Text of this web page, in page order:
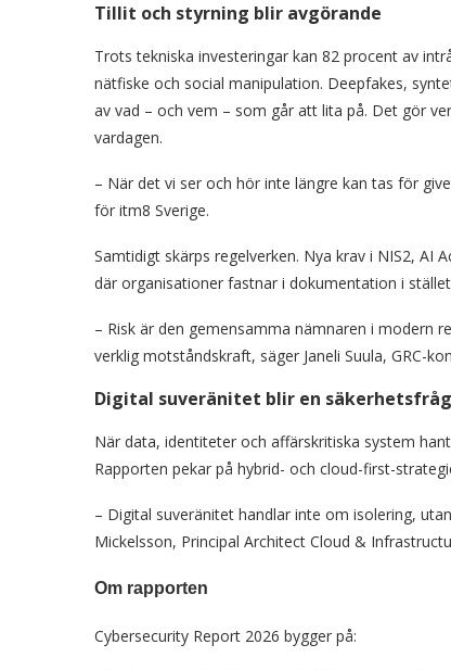
Tillit och styrning blir avgörande
Trots tekniska investeringar kan 82 procent av
nätfiske och social manipulation. Deepfakes,
av vad – och vem – som går att lita på. Det gör
vardagen.
– När det vi ser och hör inte längre kan tas för
för itm8 Sverige.
Samtidigt skärps regelverken. Nya krav i NIS2, AI
där organisationer fastnar i dokumentation i
– Risk är den gemensamma nämnaren i modern
verklig motståndskraft, säger Janeli Suula, GRC-
Digital suveränitet blir en
När data, identiteter och affärskritiska system
Rapporten pekar på hybrid- och cloud-first-
– Digital suveränitet handlar inte om isolering,
Mickelsson, Principal Architect Cloud &
Om rapporten
Cybersecurity Report 2026 bygger på: